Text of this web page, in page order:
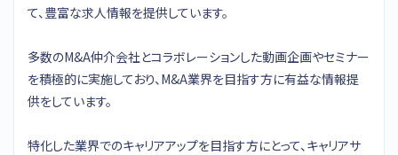
て、豊富な求人情報を提供しています。
多数のM&A仲介会社とコラボレーションした動画企画やセミナー
を積極的に実施しており、M&A業界を目指す方に有益な情報提
供をしています。
特化した業界でのキャリアアップを目指す方にとって、キャリアサ